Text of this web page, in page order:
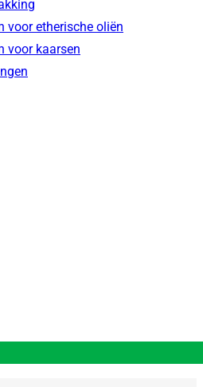
voor etherische oliën
voor kaarsen